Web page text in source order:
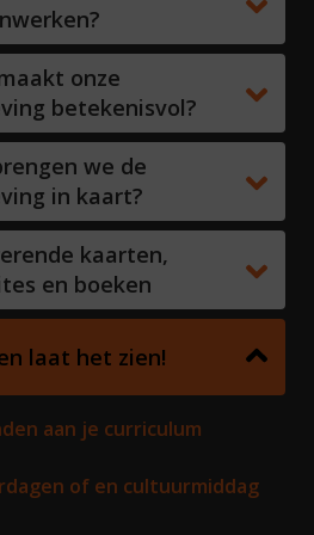
onze
betekenisvol?
we de
in kaart?
kaarten,
en boeken
laat het zien!
aan je curriculum
of en cultuurmiddag
naar
reist goed
Want
ons
hem
Paulo Coelho